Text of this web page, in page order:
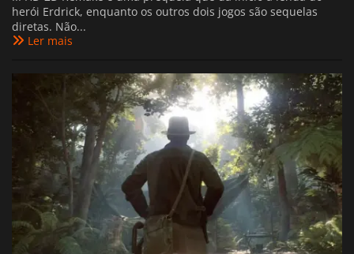
herói Erdrick, enquanto os outros dois jogos são sequelas
diretas. Não...
Ler mais